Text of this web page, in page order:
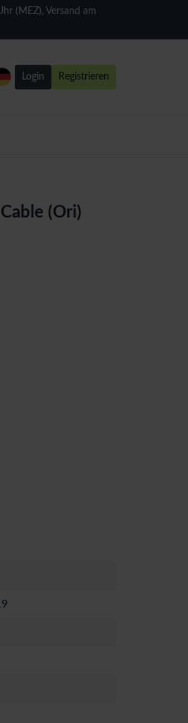
(MEZ), Versand am
Login Registrieren
(Ori)